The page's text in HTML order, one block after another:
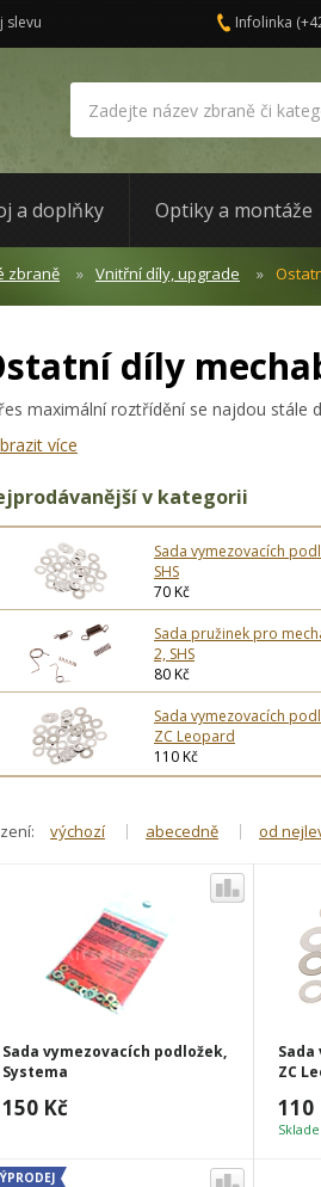
slevu Infolinka
a doplňky Optiky a montáže
zbraně Vnitřní díly, upgrade
díly
maximální roztřídění se najdou stále
více
v kategorii
Sada vymezovacích
SHS
70 Kč
Sada pružinek pro
2, SHS
80 Kč
Sada vymezovacích
ZC Leopard
110 Kč
výchozí abecedně od
Sada vymezovacích podložek,
Systema
150 Kč
ZC
110